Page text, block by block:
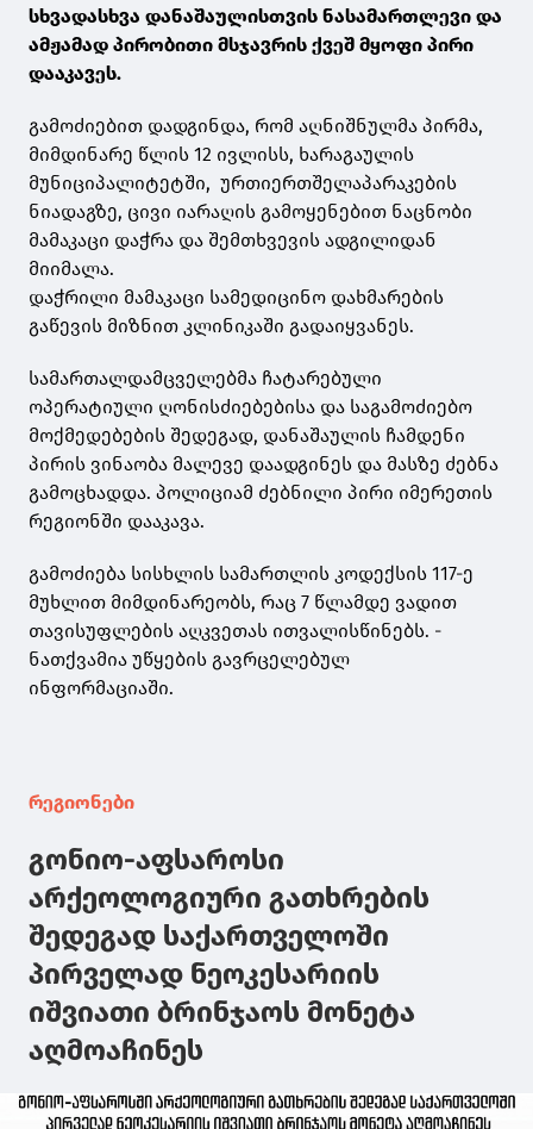
სხვადასხვა დანაშაულისთვის ნასამართლევი და
ამჟამად პირობითი მსჯავრის ქვეშ მყოფი პირი
დააკავეს.
გამოძიებით დადგინდა, რომ აღნიშნულმა პირმა,
მიმდინარე წლის 12 ივლისს, ხარაგაულის
მუნიციპალიტეტში, ურთიერთშელაპარაკების
ნიადაგზე, ცივი იარაღის გამოყენებით ნაცნობი
მამაკაცი დაჭრა და შემთხვევის ადგილიდან
მიიმალა.
დაჭრილი მამაკაცი სამედიცინო დახმარების
გაწევის მიზნით კლინიკაში გადაიყვანეს.
სამართალდამცველებმა ჩატარებული
ოპერატიული ღონისძიებებისა და საგამოძიებო
მოქმედებების შედეგად, დანაშაულის ჩამდენი
პირის ვინაობა მალევე დაადგინეს და მასზე ძებნა
გამოცხადდა. პოლიციამ ძებნილი პირი იმერეთის
რეგიონში დააკავა.
გამოძიება სისხლის სამართლის კოდექსის 117-ე
მუხლით მიმდინარეობს, რაც 7 წლამდე ვადით
თავისუფლების აღკვეთას ითვალისწინებს. -
ნათქვამია უწყების გავრცელებულ
ინფორმაციაში.
რეგიონები
გონიო-აფსაროსი
არქეოლოგიური გათხრების
შედეგად საქართველოში
პირველად ნეოკესარიის
იშვიათი ბრინჯაოს მონეტა
აღმოაჩინეს